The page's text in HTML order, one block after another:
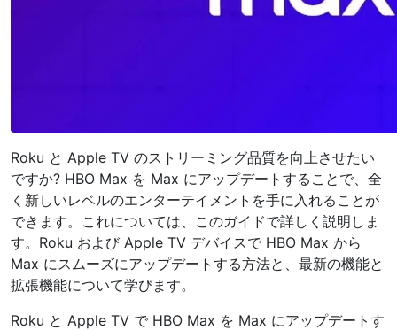
Roku と Apple TV のストリーミング品質を向上させたい
ですか? HBO Max を Max にアップデートすることで、全
く新しいレベルのエンターテイメントを手に入れることが
できます。これについては、このガイドで詳しく説明しま
す。Roku および Apple TV デバイスで HBO Max から
Max にスムーズにアップデートする方法と、最新の機能と
拡張機能について学びます。
Roku と Apple TV で HBO Max を Max にアップデートす